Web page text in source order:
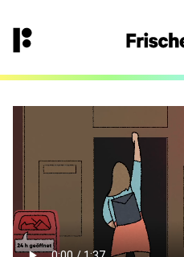
040 18 100 11 - 0
Goodbye
Yes - let’s go! Fülle
Email/
Dein Frischer-